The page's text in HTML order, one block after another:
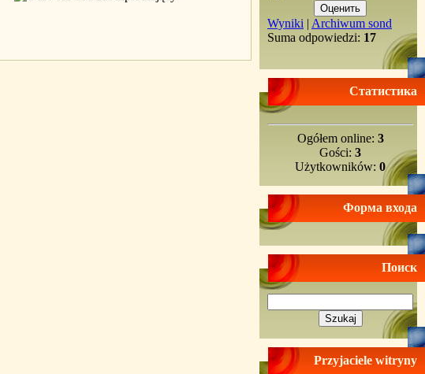
Wyniki | Archiwum sond
Suma odpowiedzi: 17
Статистика
Ogółem online: 3
Gości: 3
Użytkowników: 0
Форма входа
Поиск
Przyjaciele witryny